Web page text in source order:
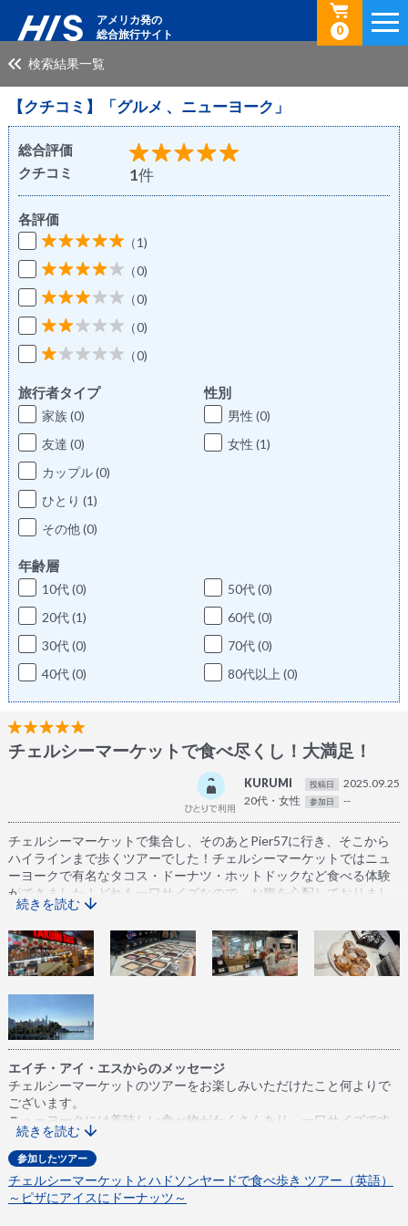
アメリカ発の
総合旅行サイト
0
検索結果一覧
【クチコミ】「グルメ 、ニューヨーク」
総合評価
クチコミ
1件
各評価
（1)
（0)
（0)
（0)
（0)
旅行者タイプ
家族 (0)
友達 (0)
カップル (0)
ひとり (1)
その他 (0)
性別
男性 (0)
女性 (1)
年齢層
10代 (0)
20代 (1)
30代 (0)
40代 (0)
50代 (0)
60代 (0)
70代 (0)
80代以上 (0)
チェルシーマーケットで食べ尽くし！大満足！
KURUMI
20代・女性
投稿日 2025.09.25
参加日 --
チェルシーマーケットで集合し、そのあとPier57に行き、そこから
ハイラインまで歩くツアーでした！チェルシーマーケットではニュ
ーヨークで有名なタコス・ドーナツ・ホットドックなど食べる体験
ができました！どれも一口サイズなので、お腹を心配しておりまし
たが、問題なくすべて美味しく食べることができました！また、そ
れぞれの場所で少しフリータイムがあったので、自分の好きなとこ
ろも回ることができ、おすすめです！特にPier57から見たリトルア
イランドはとても綺麗でした！詳しいガイドの説明もあり、チェル
シーマーケットがどうやってできたのかなどがわかり、ニューヨー
クの知識をさらに深めることができました！
続きを読む
エイチ・アイ・エスからのメッセージ
チェルシーマーケットのツアーをお楽しみいただけたこと何よりで
ございます。
ニューヨークには美味しい食べ物がたくさんあり、一口サイズです
が旅の楽しみの一つとなれたこと嬉しいです。
またのご利用お待ちしております。
続きを読む
参加したツアー
チェルシーマーケットとハドソンヤードで食べ歩き ツアー（英語）
～ピザにアイスにドーナッツ～